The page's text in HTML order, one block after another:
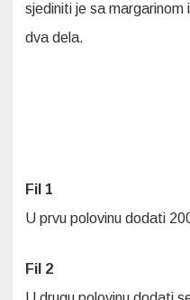
sjediniti je sa
dva dela.
Fil 1
U prvu polovinu dodati
Fil 2